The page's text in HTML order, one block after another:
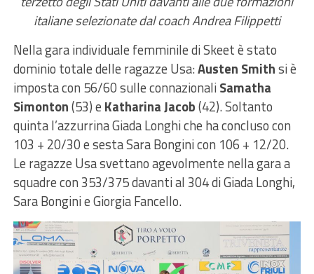
italiane selezionate dal coach Andrea Filippetti
Nella gara individuale femminile di Skeet è stato
dominio totale delle ragazze Usa:Austen Smithsi è
imposta con 56/60 sulle connazionaliSamatha
Simonton(53) e Katharina Jacob(42). Soltanto
quinta l’azzurrina Giada Longhi che ha concluso con
103 + 20/30 e sesta Sara Bongini con 106 + 12/20.
Le ragazze Usa svettano agevolmente nella gara a
squadre con 353/375 davanti al 304 di Giada Longhi,
Sara Bongini e Giorgia Fancello.